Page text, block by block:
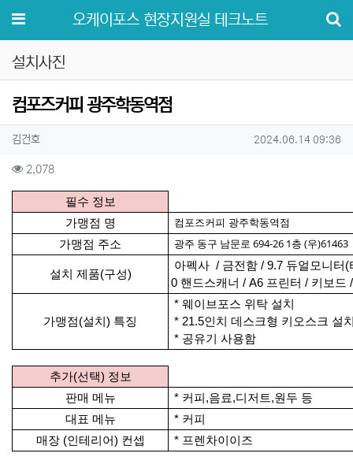
메뉴 오케이포스 현장지원실 테크노트
설치사진
컴포즈커피 광주학동역점
작성자 정보
김건호 작성일
2024.06.14 09:36
컨텐츠 정보
2,078조회
필수 정보
가맹점 명
컴포즈커피 광주학동역점
가맹점 주소 광주 동구 남문로 694-26 1층 (우)61463
설치 제품(구성)
아펙사 / 금전함 / 9.7 듀얼모니터
0 핸드스캐너 / A6 프린터 / 키보드
가맹점(설치) 특징
* 웨이브포스 위탁 설치
* 21.5인치 데스크형 키오스크 설
* 공유기 사용함
추가(선택) 정보
판매 메뉴
* 커피,음료,디저트,원두 등
대표 메뉴
* 커피
매장 (인테리어) 컨셉
* 프렌차이이즈